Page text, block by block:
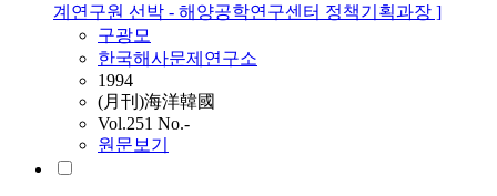
계연구원 선박 - 해양공학연구센터 정책기획과장 ]
구광모
한국해사문제연구소
1994
(月刊)海洋韓國
Vol.251 No.-
원문보기